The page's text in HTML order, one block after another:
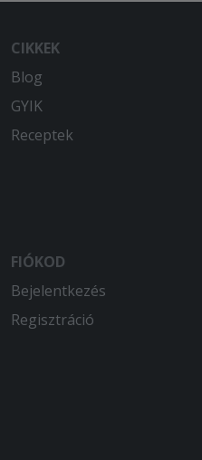
CIKKEK
Blog
GYIK
Receptek
FIÓKOD
Bejelentkezés
Regisztráció